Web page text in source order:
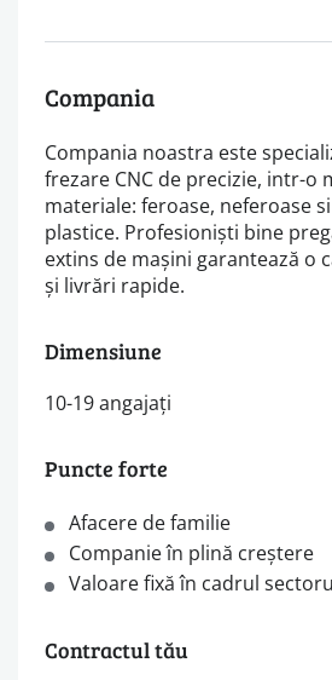
Compania
Compania noastra este
frezare CNC de precizie, intr-o
materiale: feroase, neferoase
plastice. Profesioniști bine
extins de mașini garantează o
și livrări rapide.
Dimensiune
10-19 angajați
Puncte forte
Afacere de familie
Companie în plină creștere
Valoare fixă în cadrul
Contractul tău